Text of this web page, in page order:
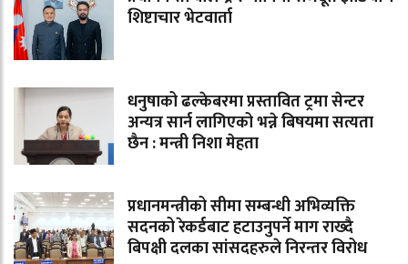
शिष्टाचार भेटवार्ता
धनुषाको ढल्केबरमा प्रस्तावित ट्रमा सेन्टर
अन्यत्र सार्न लागिएको भन्ने बिषयमा सत्यता
छैन : मन्त्री निशा मेहता
प्रधानमन्त्रीको सीमा सम्बन्धी अभिव्यक्ति
सदनको रेकर्डबाट हटाउनुपर्ने माग राख्दै
बिपक्षी दलका सांसदहरुले निरन्तर विरोध